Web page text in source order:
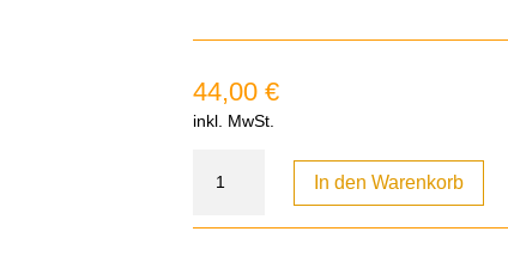
44,00€
inkl. MwSt.
In den Warenkorb